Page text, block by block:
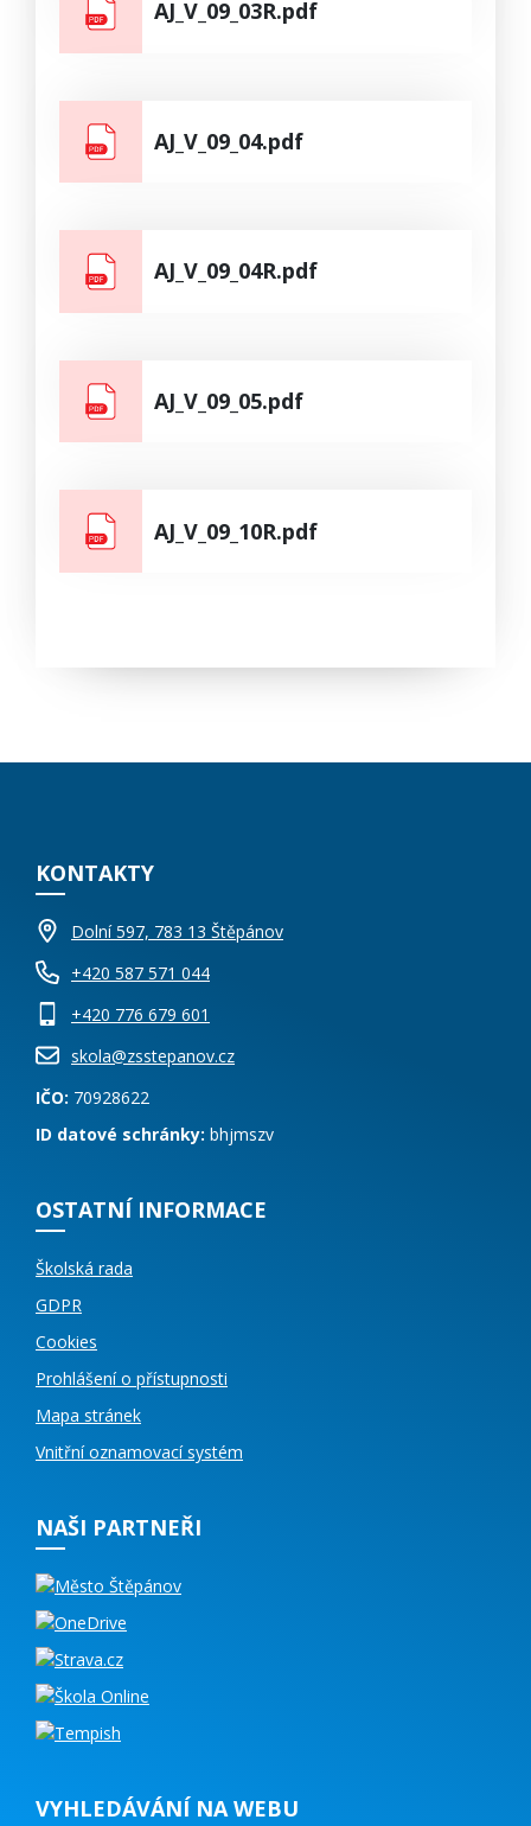
AJ_V_09_03R.pdf
AJ_V_09_04.pdf
AJ_V_09_04R.pdf
AJ_V_09_05.pdf
AJ_V_09_10R.pdf
KONTAKTY
Dolní 597, 783 13 Štěpánov
+420 587 571 044
+420 776 679 601
skola@zsstepanov.cz
IČO: 70928622
ID datové schránky: bhjmszv
OSTATNÍ INFORMACE
Školská rada
GDPR
Cookies
Prohlášení o přístupnosti
Mapa stránek
Vnitřní oznamovací systém
NAŠI PARTNEŘI
VYHLEDÁVÁNÍ NA WEBU